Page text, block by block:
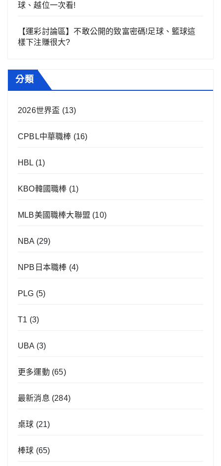
球、越位一次看!
【運彩討論區】不敢公開的致富密碼!足球、籃球這
樣下注賺很大?
分類
2026世界盃 (13)
CPBL中華職棒 (16)
HBL (1)
KBO韓國職棒 (1)
MLB美國職棒大聯盟 (10)
NBA (29)
NPB日本職棒 (4)
PLG (5)
T1 (3)
UBA (3)
更多運動 (65)
最新消息 (284)
桌球 (21)
棒球 (65)